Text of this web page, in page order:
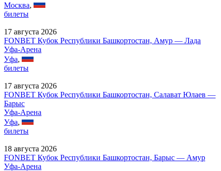
Москва,
билеты
17 августа 2026
FONBET Кубок Республики Башкортостан, Амур — Лада
Уфа-Арена
Уфа,
билеты
17 августа 2026
FONBET Кубок Республики Башкортостан, Салават Юлаев —
Барыс
Уфа-Арена
Уфа,
билеты
18 августа 2026
FONBET Кубок Республики Башкортостан, Барыс — Амур
Уфа-Арена